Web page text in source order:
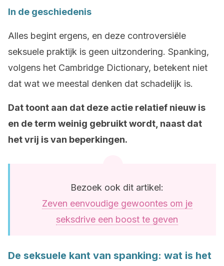
In de geschiedenis
Alles begint ergens, en deze controversiële
seksuele praktijk is geen uitzondering. Spanking,
volgens het Cambridge Dictionary, betekent niet
dat wat we meestal denken dat schadelijk is.
Dat toont aan dat deze actie relatief nieuw is
en de term weinig gebruikt wordt, naast dat
het vrij is van beperkingen.
Bezoek ook dit artikel:
Zeven eenvoudige gewoontes om je
seksdrive een boost te geven
De seksuele kant van spanking: wat is het